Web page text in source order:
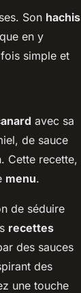
Son hachis
en y
simple et
avec sa
de sauce
Cette recette,
menu.
de séduire
recettes
des sauces
des
une touche